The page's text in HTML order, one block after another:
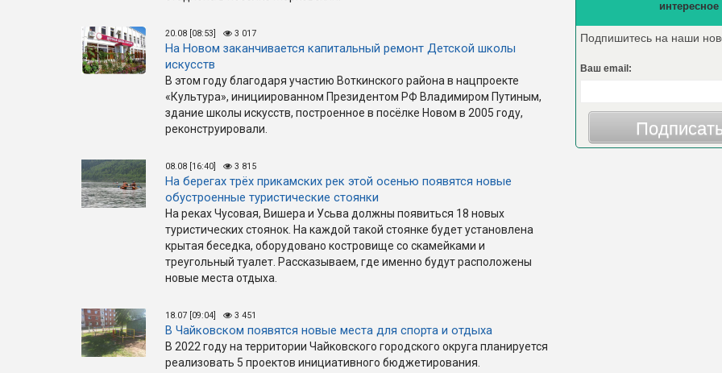
20.08 [08:53] 3 017
На Новом заканчивается капитальный ремонт Детской школы
искусств
В этом году благодаря участию Воткинского района в нацпроекте
«Культура», инициированном Президентом РФ Владимиром Путиным,
здание школы искусств, построенное в посёлке Новом в 2005 году,
реконструировали.
08.08 [16:40] 3 815
На берегах трёх прикамских рек этой осенью появятся новые
обустроенные туристические стоянки
На реках Чусовая, Вишера и Усьва должны появиться 18 новых
туристических стоянок. На каждой такой стоянке будет установлена
крытая беседка, оборудовано костровище со скамейками и
треугольный туалет. Рассказываем, где именно будут расположены
новые места отдыха.
18.07 [09:04] 3 451
В Чайковском появятся новые места для спорта и отдыха
В 2022 году на территории Чайковского городского округа планируется
реализовать 5 проектов инициативного бюджетирования.
интересное
Подпишитесь на наши
Ваш email: